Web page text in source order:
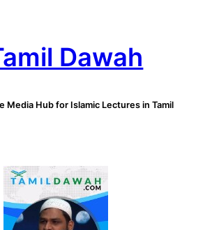
Dawah
Media Hub for Islamic Lectures in Tamil